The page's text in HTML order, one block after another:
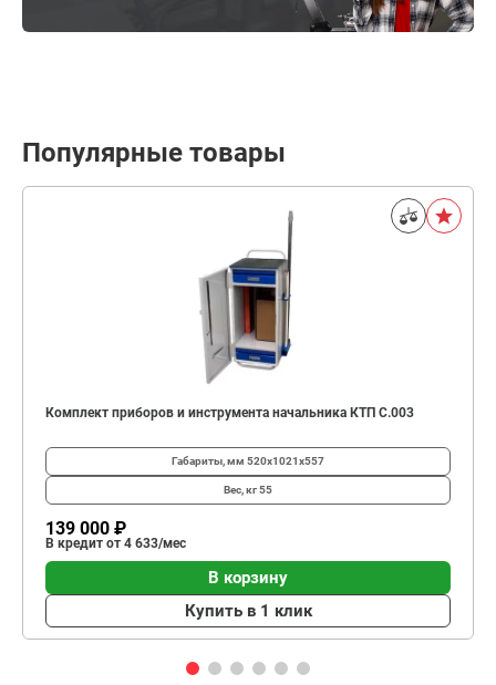
Популярные товары
Комплект приборов и инструмента начальника КТП C.003
Габариты, мм 520х1021х557
Вес, кг55
139 000 ₽
В кредит от 4 633/мес
В корзину
Купить в 1 клик